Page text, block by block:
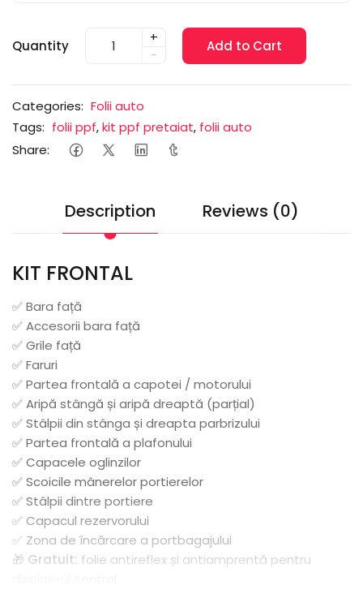
Quantity
+
-
Add to Cart
Categories: Folii auto
Tags: folii ppf,kit ppf pretaiat, folii auto
Share:
Description Reviews (0)
KIT FRONTAL
✅ Bara față
✅ Accesorii bara față
✅ Grile față
✅ Faruri
✅ Partea frontală a capotei / motorului
✅ Aripă stângă și aripă dreaptă (parțial)
✅ Stâlpii din stânga și dreapta parbrizului
✅ Partea frontală a plafonului
✅ Capacele oglinzilor
✅ Scoicile mânerelor portierelor
✅ Stâlpii dintre portiere
✅ Capacul rezervorului
✅ Zona de încărcare a portbagajului
🎁 Gratuit: folie antireflex și antiamprentă pentru